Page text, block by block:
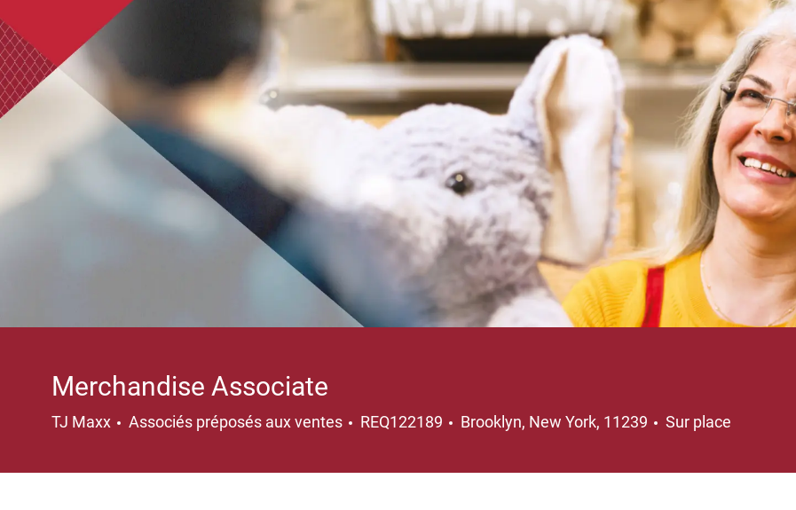
Merchandise Associate
TJ Maxx Catégorie
Associés préposés aux ventes REQ122189 Emplacement
Brooklyn, New York, 11239 Sur place